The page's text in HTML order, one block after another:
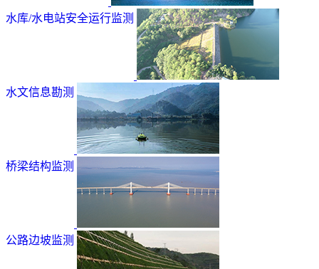
水库/水电站安全运行监测
水文信息勘测
桥梁结构监测
公路边坡监测